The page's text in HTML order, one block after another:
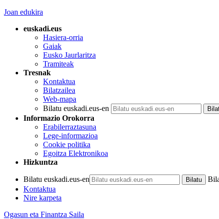
Joan edukira
euskadi.eus
Hasiera-orria
Gaiak
Eusko Jaurlaritza
Tramiteak
Tresnak
Kontaktua
Bilatzailea
Web-mapa
Bilatu euskadi.eus-en
Informazio Orokorra
Erabilerraztasuna
Lege-informazioa
Cookie politika
Egoitza Elektronikoa
Hizkuntza
Bilatu euskadi.eus-en
Kontaktua
Nire karpeta
Ogasun eta Finantza Saila